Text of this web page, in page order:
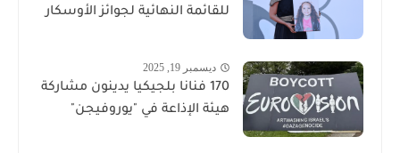
للقائمة النهائية لجوائز الأوسكار
ديسمبر 19, 2025
170 فنانا بلجيكيا يدينون مشاركة
هيئة الإذاعة في "يوروفيجن"